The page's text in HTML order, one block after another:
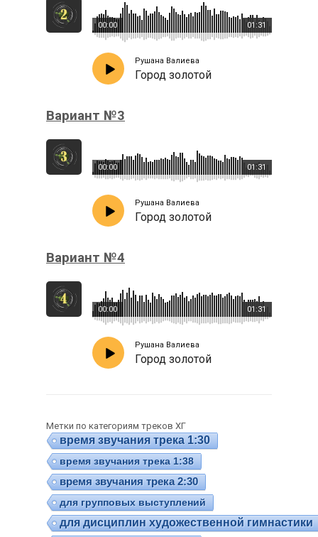
01:31
00:00
Рушана Валиева
Город золотой
Вариант №3
01:31
00:00
Рушана Валиева
Город золотой
Вариант №4
01:31
00:00
Рушана Валиева
Город золотой
Метки по категориям треков ХГ
время звучания трека 1:30
время звучания трека 1:38
время звучания трека 2:30
для групповых выступлений
для дисциплин художественной гимнастики